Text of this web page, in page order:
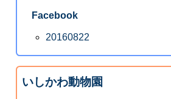
Facebook
20160822
いしかわ動物園